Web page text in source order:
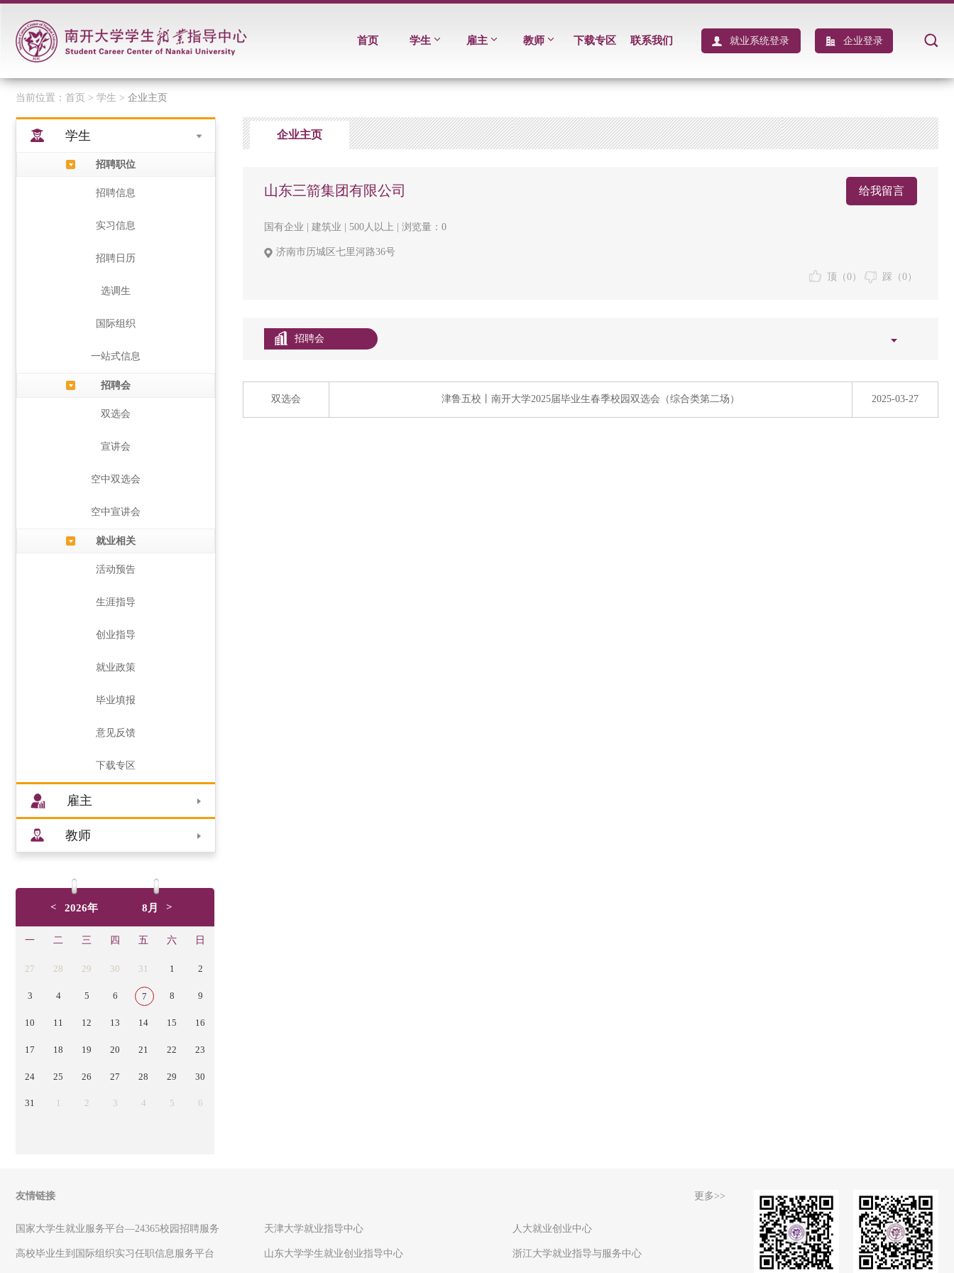
首页 学生 雇主 教师 下载专区 联系我们 就业系统登录 企业登录
当前位置： 首页 > 学生 > 企业主页
学生
招聘职位
招聘信息
实习信息
招聘日历
选调生
国际组织
一站式信息
招聘会
双选会
宣讲会
空中双选会
空中宣讲会
就业相关
活动预告
生涯指导
创业指导
就业政策
毕业填报
意见反馈
下载专区
雇主
教师
< 2026年 8月 >
一 二 三 四 五 六 日
27 28 29 30 31 1 2
3 4 5 6 7 8 9
10 11 12 13 14 15 16
17 18 19 20 21 22 23
24 25 26 27 28 29 30
31 1 2 3 4 5 6
企业主页
山东三箭集团有限公司 给我留言
国有企业 | 建筑业 | 500人以上 | 浏览量：0
济南市历城区七里河路36号
顶（0） 踩（0）
招聘会
双选会 津鲁五校丨南开大学2025届毕业生春季校园双选会（综合类第二场） 2025-03-27
友情链接
国家大学生就业服务平台—24365校园招聘服务
高校毕业生到国际组织实习任职信息服务平台
天津大学就业指导中心
山东大学学生就业创业指导中心
更多>>
人大就业创业中心
浙江大学就业指导与服务中心